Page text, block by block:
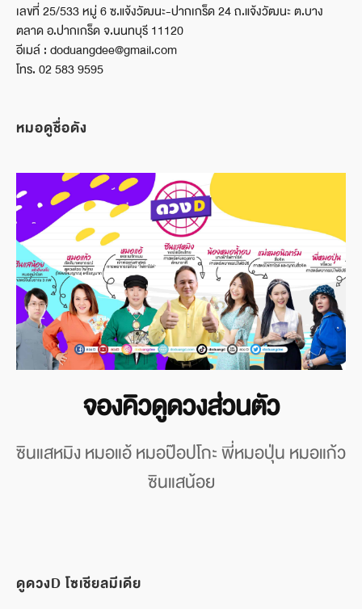
เลขที่ 25/533 หมู่ 6 ซ.แจ้งวัฒนะ-ปากเกร็ด 24 ถ.แจ้งวัฒนะ ต.บาง
ตลาด อ.ปากเกร็ด จ.นนทบุรี 11120
อีเมล์ : doduangdee@gmail.com
โทร. 02 583 9595
หมอดูชื่อดัง
จองคิวดูดวงส่วนตัว
ซินแสหมิง หมอแอ้ หมอป๊อปโกะ พี่หมอปุ่น หมอแก้ว
ซินแสน้อย
ดูดวงD โซเชียลมีเดีย